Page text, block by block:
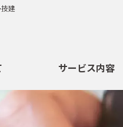
建
サービス内容
塗装工事